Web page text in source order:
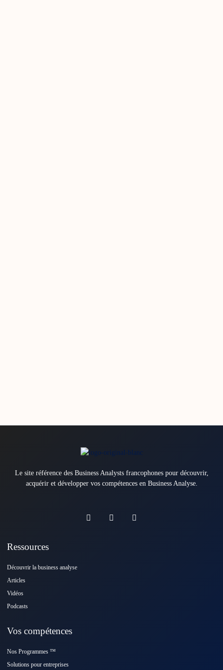
Le site référence des Business Analysts francophones pour découvrir,
acquérir et développer vos compétences en Business Analyse.
Ressources
Découvrir la business analyse
Articles
Vidéos
Podcasts
Vos compétences
Nos Programmes ™️
Solutions pour entreprises